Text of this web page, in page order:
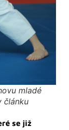
mladé
článku
se již